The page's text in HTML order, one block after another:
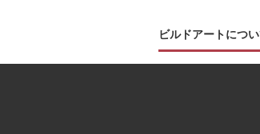
ビルドアートにつ